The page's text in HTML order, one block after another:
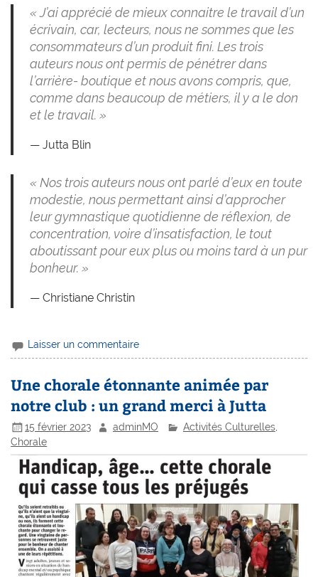
« J’ai apprécié de mieux connaitre le travail d’un
écrivain, car, lecteurs, nous ne sommes que les
consommateurs d’un produit fini. Les trois
auteurs nous ont permis de pénétrer dans
l’arrière- boutique et nous avons compris, que,
comme dans beaucoup de métiers, il y a le don
et le travail. »
Jutta Blin
« Nos trois auteurs nous ont parlé d’eux en toute
modestie, nous permettant ainsi d’approcher
leur gymnastique quotidienne de réflexion, de
concentration, voire d’insatisfaction, le tout
aboutissant pour eux plus ou moins tard à un pur
bonheur. »
Christiane Christin
Laisser un commentaire
Une chorale étonnante animée par
notre club : un grand merci à Jutta
15 février 2023 adminMO Activités Culturelles,
Chorale